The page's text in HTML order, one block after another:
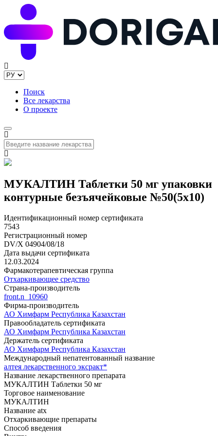
Поиск
Все лекарства
О проекте
МУКАЛТИН Таблетки 50 мг упаковки
контурные безъячейковые №50(5x10)
Идентификационный номер сертификата
7543
Регистрационный номер
DV/X 04904/08/18
Дата выдачи сертификата
12.03.2024
Фармакотерапевтическая группа
Отхаркивающее средство
Страна-производитель
front.n_10960
Фирма-производитель
АО Химфарм Республика Казахстан
Правообладатель сертификата
АО Химфарм Республика Казахстан
Держатель сертификата
АО Химфарм Республика Казахстан
Международный непатентованный название
алтея лекарственного эксракт*
Название лекарственного препарата
МУКАЛТИН Таблетки 50 мг
Торговое наименование
МУКАЛТИН
Название atx
Отхаркивающие препараты
Способ введения